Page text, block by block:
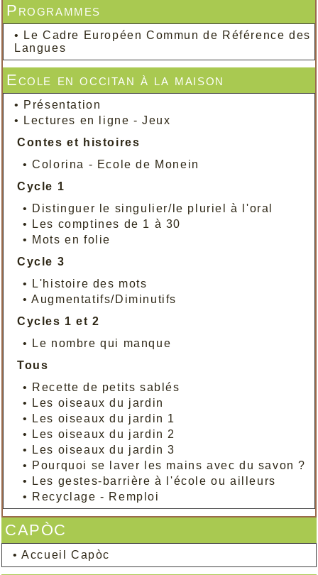
Programmes
•
Le Cadre Européen Commun de Référence des
Langues
Ecole en occitan à la maison
• Présentation
•
Lectures en ligne - Jeux
Contes et histoires
•Colorina - Ecole de Monein
Cycle 1
• Distinguer le singulier/le pluriel à l'oral
•
Les comptines de 1 à 30
• Mots en folie
Cycle 3
•
L'histoire des mots
•Augmentatifs/Diminutifs
Cycles 1 et 2
•
Le nombre qui manque
Tous
• Recette de petits sablés
•
Les oiseaux du jardin
•
Les oiseaux du jardin 1
•
Les oiseaux du jardin 2
•
Les oiseaux du jardin 3
• Pourquoi se laver les mains avec du savon ?
•
Les gestes-barrière à l'école ou ailleurs
• Recyclage - Remploi
CAPÒC
•Accueil Capòc